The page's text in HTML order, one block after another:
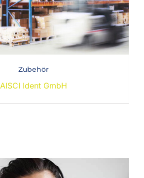
Zubehör
AISCI Ident GmbH